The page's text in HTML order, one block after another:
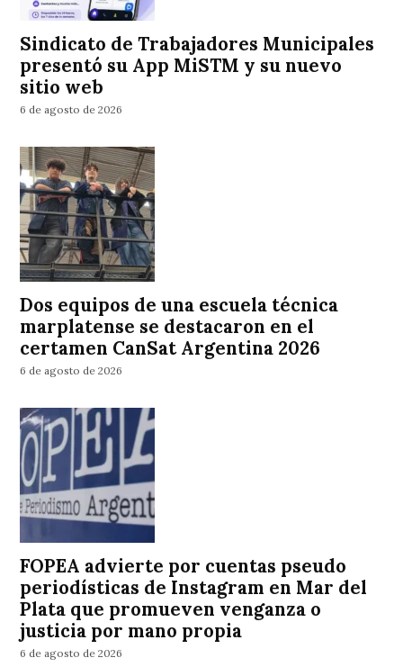
Sindicato de Trabajadores Municipales
presentó su App MiSTM y su nuevo
sitio web
6 de agosto de 2026
Dos equipos de una escuela técnica
marplatense se destacaron en el
certamen CanSat Argentina 2026
6 de agosto de 2026
FOPEA advierte por cuentas pseudo
periodísticas de Instagram en Mar del
Plata que promueven venganza o
justicia por mano propia
6 de agosto de 2026